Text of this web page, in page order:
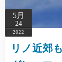
5月
24
2022
リノ近郊